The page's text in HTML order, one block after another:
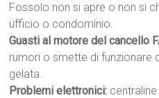
Fossolo non si apre o non si
ufficio o condominio.
Guasti al motore del cancello
rumori o smette di funzionare
gelata.
Problemi elettronici: